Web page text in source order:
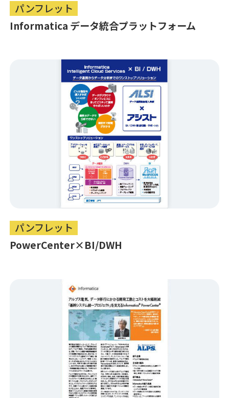
パンフレット
Informatica データ統合プラットフォーム
パンフレット
PowerCenter×BI/DWH